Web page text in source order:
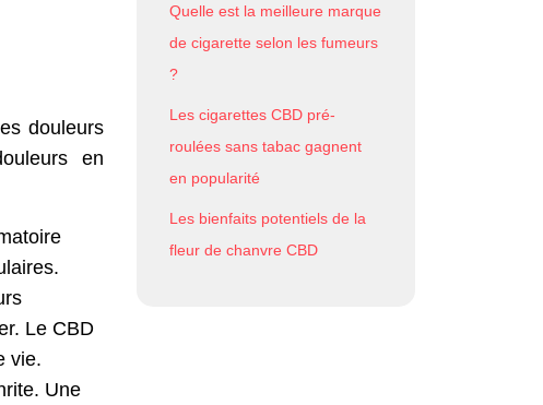
douleurs
en
Le CBD
vie.
Une
Quelle est la meilleure marque
de cigarette selon les fumeurs
?
Les cigarettes CBD pré-
roulées sans tabac gagnent
en popularité
Les bienfaits potentiels de la
fleur de chanvre CBD